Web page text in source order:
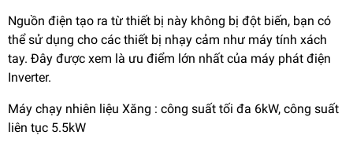
Nguồn điện tạo ra từ thiết bị này không bị đột biến, bạn có
thể sử dụng cho các thiết bị nhạy cảm như máy tính xách
tay. Đây được xem là ưu điểm lớn nhất của máy phát điện
Inverter.
Máy chạy nhiên liệu Xăng : công suất tối đa 6kW, công suất
liên tục 5.5kW